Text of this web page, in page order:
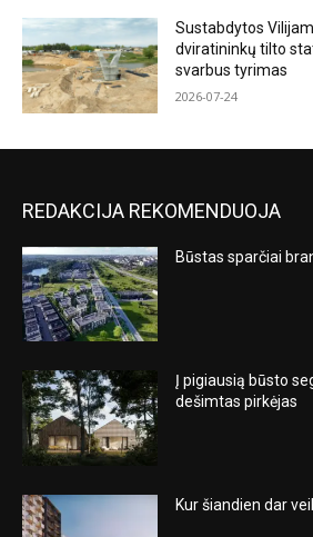
Sustabdytos
dviratininkų tilto
svarbus tyrimas
2026-07-24
REDAKCIJA REKOMENDUOJA
Būstas sparčiai
Į pigiausią būsto
dešimtas pirkėjas
Kur šiandien dar